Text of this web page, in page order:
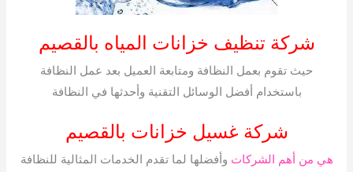
شركة تنظيف خزانات المياه بالقصيم
حيث تقوم بعمل النظافة ومتابعة العميل بعد عمل النظافة
باستخدام أفضل الوسائل التقنية وأحدثها في النظافة
شركة غسيل خزانات بالقصيم
هي من أهم الشركات وأفضلها لما تقدم الخدمات المثالية للنظافة